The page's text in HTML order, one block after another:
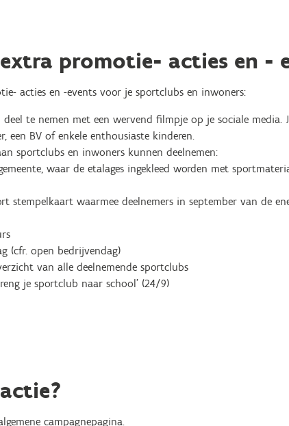
promotie- acties en -
acties en -events voor je sportclubs en inwoners:
te nemen met een wervend filmpje op je sociale media.
een BV of enkele enthousiaste kinderen.
sportclubs en inwoners kunnen deelnemen:
waar de etalages ingekleed worden met
stempelkaart waarmee deelnemers in september van de
(cfr. open bedrijvendag)
van alle deelnemende sportclubs
je sportclub naar school’ (24/9)
campagnepagina.